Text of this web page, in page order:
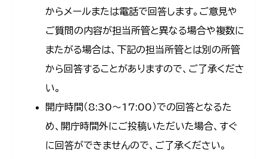
からメールまたは電話で回答します。ご意見や
ご質問の内容が担当所管と異なる場合や複数に
またがる場合は、下記の担当所管とは別の所管
から回答することがありますので、ご了承くださ
い。
開庁時間（8:30〜17:00）での回答となるた
め、開庁時間外にご投稿いただいた場合、すぐ
に回答ができませんので、ご了承ください。